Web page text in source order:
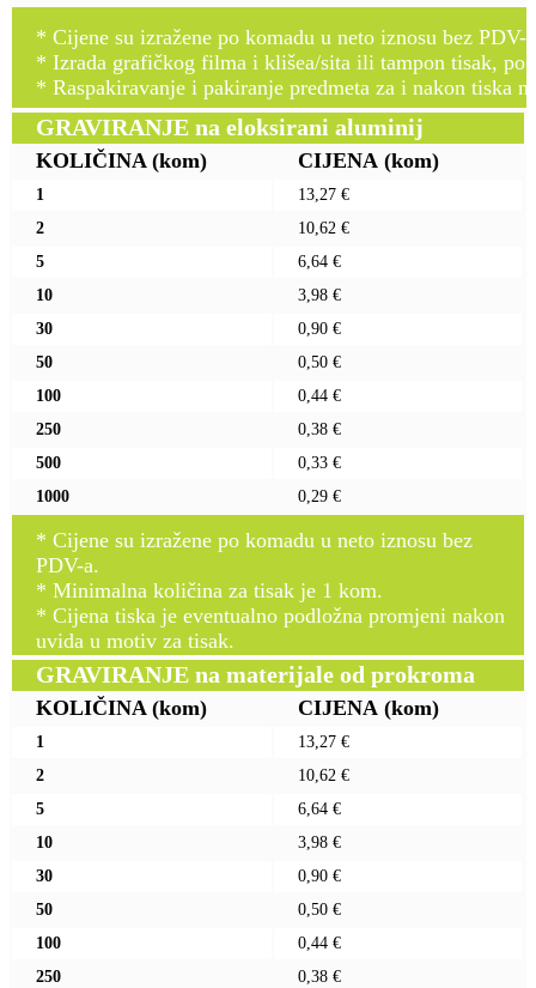
* Cijene su izražene po komadu u neto iznosu bez PDV-
* Izrada grafičkog filma i klišea/sita ili tampon tisak, po
* Raspakiravanje i pakiranje predmeta za i nakon tiska
GRAVIRANJE na eloksirani aluminij
KOLIČINA (kom) CIJENA (kom)
1
13,27 €
2
10,62 €
5
6,64 €
10
3,98 €
30
0,90 €
50
0,50 €
100
0,44 €
250
0,38 €
500
0,33 €
1000
0,29 €
* Cijene su izražene po komadu u neto iznosu bez
PDV-a.
* Minimalna količina za tisak je 1 kom.
* Cijena tiska je eventualno podložna promjeni nakon
uvida u motiv za tisak.
GRAVIRANJE na materijale od prokroma
KOLIČINA (kom) CIJENA (kom)
1
13,27 €
2
10,62 €
5
6,64 €
10
3,98 €
30
0,90 €
50
0,50 €
100
0,44 €
250
0,38 €